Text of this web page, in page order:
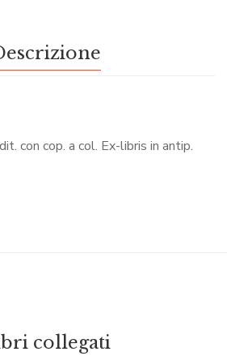
con cop. a col. Ex-libris in antip.
collegati